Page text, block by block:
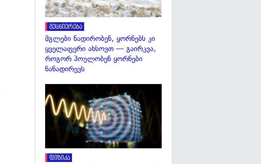
მეცნიერება
მგლები ნადირობენ, ყორნებს კი
ყველაფერი ახსოვთ — გაირკვა,
როგორ პოულობენ ყორნები
ნანადირევს
ფიზიკა